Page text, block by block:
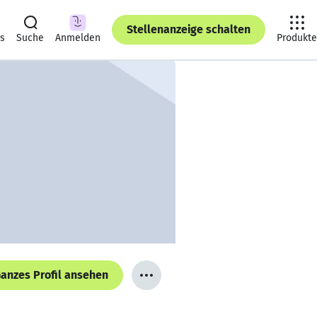
Suche Anmelden
Stellenanzeige schalten
Produkte
Profil ansehen